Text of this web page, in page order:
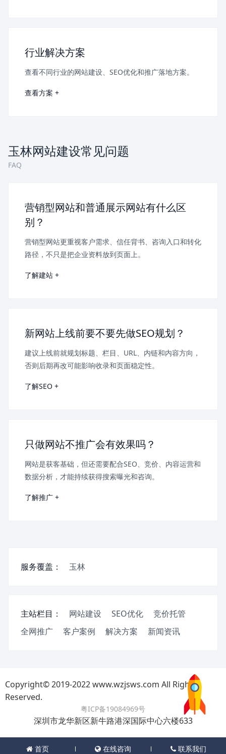
行业解决方案
查看不同行业的网站建设、SEO优化和推广落地方案。
查看方案 +
玉林网站建设常见问题
FAQ
营销型网站和普通展示网站有什么区
别？
营销型网站更重视客户需求、信任背书、咨询入口和转化
路径，不只是把企业资料放到页面上。
了解建站 +
新网站上线前要不要先做SEO规划？
建议上线前就规划标题、栏目、URL、内链和内容方向，
否则后期再改可能影响收录和页面稳定性。
了解SEO +
只做网站不推广会有效果吗？
网站是获客基础，但还需要配合SEO、竞价、内容运营和
数据分析，才能持续获得搜索曝光和咨询。
了解推广 +
服务覆盖： 玉林
主站栏目： 网站建设 SEO优化
竞价托管
全网推广
客户案例 解决方案 新闻资讯
首页 在线咨询 联系我们
Copyright© 2019-2022 www.wzjsws.com All Rights
Reserved.
粤ICP备19084969号
深圳市龙华新区新牛路港深国际中心六楼633